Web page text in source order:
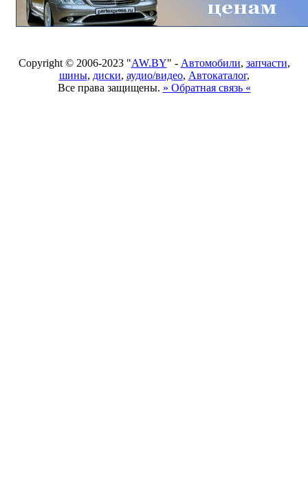
Copyright © 2006-2023 "AW.BY" - Автомобили, запчасти,
шины, диски, аудио/видео, Автокаталог,
Все права защищены. » Обратная связь «